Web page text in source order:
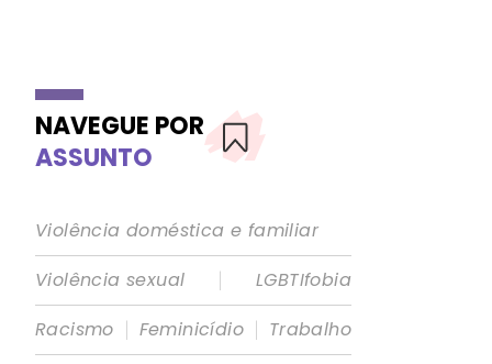
NAVEGUE POR
ASSUNTO
Violência doméstica e familiar
Violência sexual
|
LGBTIfobia
Racismo | Feminicídio | Trabalho